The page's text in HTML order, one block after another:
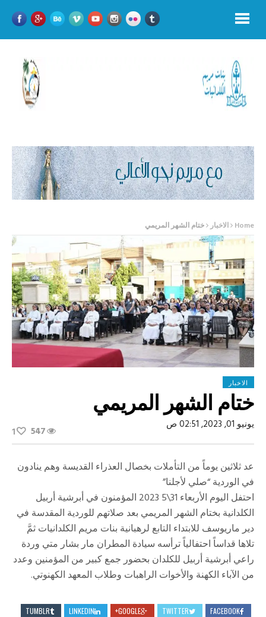
Home الاخبار ختام الشهر المريمي
الاخبار
ختام الشهر المريمي
يونيو 01, 2023, 02:51 ص 547
1
عد ثلاثين يوماً من التأملات بخصال العذراء القديسة وهم ينادون
في الوردية “صلي لأجلنا”
احتفل اليوم الأربعاء 31\5 2023 المؤمنون في أبرشية أربيل
الكلدانية بختام الشهر المريمي بعد صلاتهم للوردية المقدسة في
دير ماريوسف للابتداء التابع لرهبانية بنات مريم الكلدانيات ثمَّ
تلاها قداساً احتفالياً ترأسه سيادة المطران مار بشار متي وردة
راعي أبرشية أربيل للكلدان بحضور جمع كبير من المؤمنين وعدد
من الآباء الكهنة والأخوات الراهبات وطلاب المعهد الكهنوتي.
FACEBOOK
TWITTER
GOOGLE+
LINKEDIN
TUMBLR